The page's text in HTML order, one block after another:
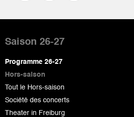
de
page
Saison 26-27
Programme 26-27
Hors-saison
Tout le Hors-saison
Société des concerts
Theater in Freiburg